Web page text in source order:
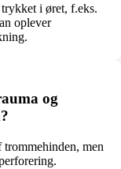
i øret, f.eks.
oplever
og
men